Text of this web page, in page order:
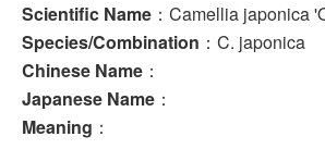
Scientific Name ：Camellia japonica
Species/Combination ：C. japonica
Chinese Name ：
Japanese Name ：
Meaning ：